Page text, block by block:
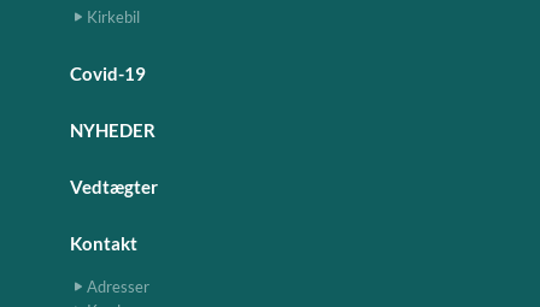
Kirkebil
Covid-19
NYHEDER
Vedtægter
Kontakt
Adresser